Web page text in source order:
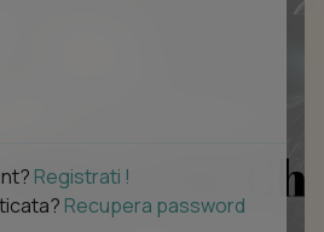
Registrati !
Recupera password